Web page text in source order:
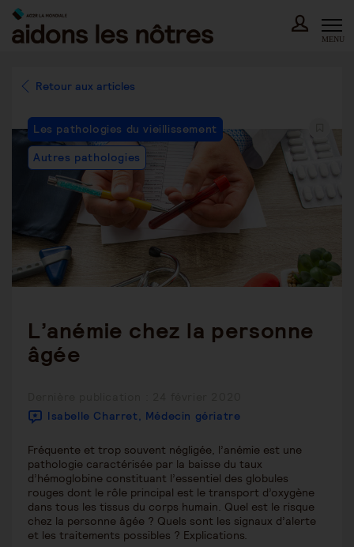
Skip
content
MENU
Retour aux articles
L’anémie chez la personne
âgée
publiée :
Isabelle Charret, Médecin gériatre
Category:
Les pathologies du vieillissement
Autres pathologies
Fréquente et trop souvent négligée, l’anémie est une
pathologie caractérisée par la baisse du taux
d’hémoglobine constituant l’essentiel des globules
rouges dont le rôle principal est le transport d’oxygène
dans tous les tissus du corps humain. Quel est le risque
chez la personne âgée ? Quels sont les signaux d’alerte
et les traitements possibles ? Explications.